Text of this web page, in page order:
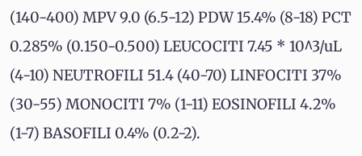
(140-400) MPV 9.0 (6.5-12) PDW 15.4% (8-18) PCT
0.285% (0.150-0.500) LEUCOCITI 7.45 * 10^3/uL
(4-10) NEUTROFILI 51.4 (40-70) LINFOCITI 37%
(30-55) MONOCITI 7% (1-11) EOSINOFILI 4.2%
(1-7) BASOFILI 0.4% (0.2-2).